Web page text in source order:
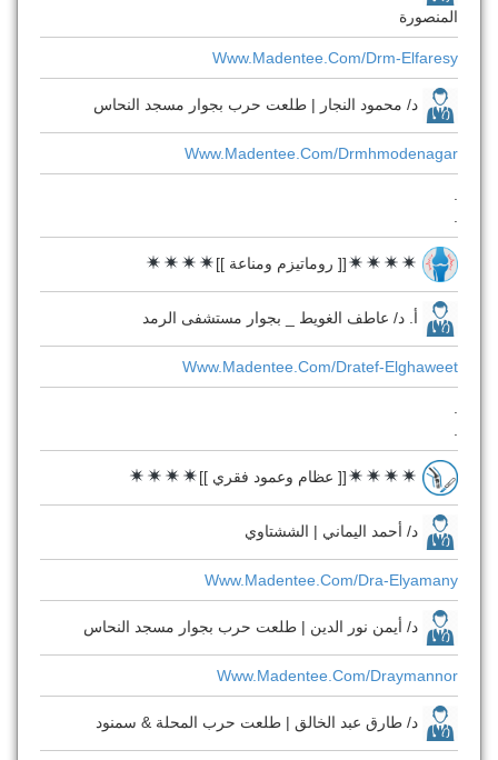
المنصورة
Www.madentee.com/drm-Elfaresy
د/ محمود النجار | طلعت حرب بجوار مسجد النحاس
Www.madentee.com/drmhmodenagar
[[ روماتيزم ومناعة ]]
أ. د/ عاطف الغويط _ بجوار مستشفى الرمد
Www.madentee.com/dratef-Elghaweet
[[ عظام وعمود فقري ]]
د/ أحمد اليماني | الششتاوي
Www.madentee.com/dra-Elyamany
د/ أيمن نور الدين | طلعت حرب بجوار مسجد النحاس
Www.madentee.com/draymannor
د/ طارق عبد الخالق | طلعت حرب المحلة & سمنود